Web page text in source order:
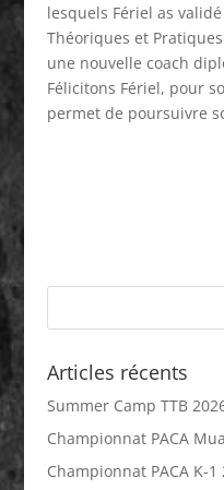
lesquels Fériel as
Théoriques et
une nouvelle coach
Félicitons Fériel, pour
permet de poursuivre
Articles récents
Summer Camp TTB
Championnat PACA
Championnat PACA K-1